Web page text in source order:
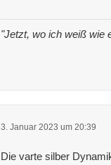
"Jetzt, wo ich weiß wie
3. Januar 2023 um 20:39
Die varte silber